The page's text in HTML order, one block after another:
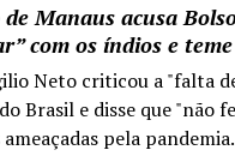
Manaus acusa
com os índios e teme
Neto criticou a "falta
Brasil e disse que "não
pela